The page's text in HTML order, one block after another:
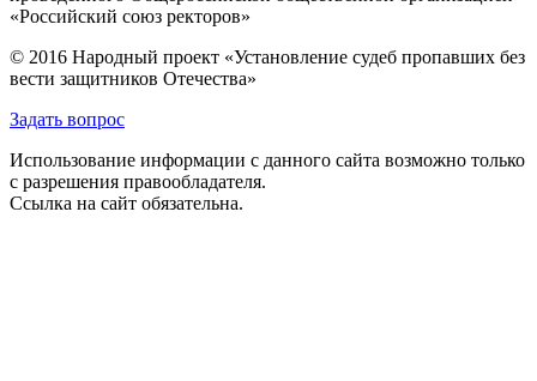
«Российский союз ректоров»
© 2016 Народный проект «Установление судеб пропавших без
вести защитников Отечества»
Задать вопрос
Использование информации с данного сайта возможно только
с разрешения правообладателя.
Ссылка на сайт обязательна.